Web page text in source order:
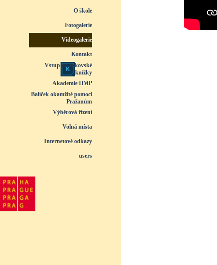
O škole
Fotogalerie
Videogalerie
Kontakt
Vstup do žákovské
knížky
Akademie HMP
Balíček okamžité pomoci
Pražanům
Výběrová řízení
Volná místa
Internetové odkazy
users